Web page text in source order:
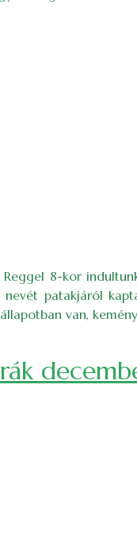
8-kor
patakjáról
van,